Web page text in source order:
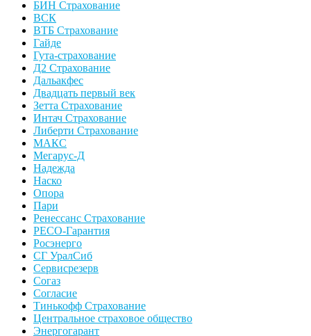
БИН Страхование
ВСК
ВТБ Страхование
Гайде
Гута-страхование
Д2 Страхование
Дальакфес
Двадцать первый век
Зетта Страхование
Интач Страхование
Либерти Страхование
МАКС
Мегарус-Д
Надежда
Наско
Опора
Пари
Ренессанс Страхование
РЕСО-Гарантия
Росэнерго
СГ УралСиб
Сервисрезерв
Согаз
Согласие
Тинькофф Страхование
Центральное страховое общество
Энергогарант